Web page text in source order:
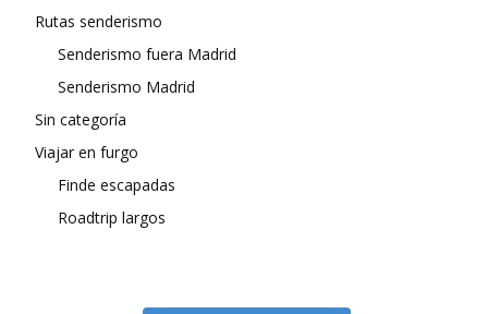
Rutas senderismo
Senderismo fuera Madrid
Senderismo Madrid
Sin categoría
Viajar en furgo
Finde escapadas
Roadtrip largos